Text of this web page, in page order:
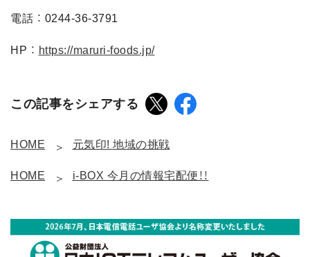
電話 ： 0244-36-3791
HP ： https://maruri-foods.jp/
この記事をシェアする
HOME 元気印! 地域の挑戦
HOME i-BOX 今月の情報宅配便！！